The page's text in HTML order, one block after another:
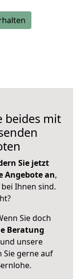
beides mit
Sie jetzt
Angebote an,
Ihnen sind.
Sie doch
Beratung
unsere
gerne auf